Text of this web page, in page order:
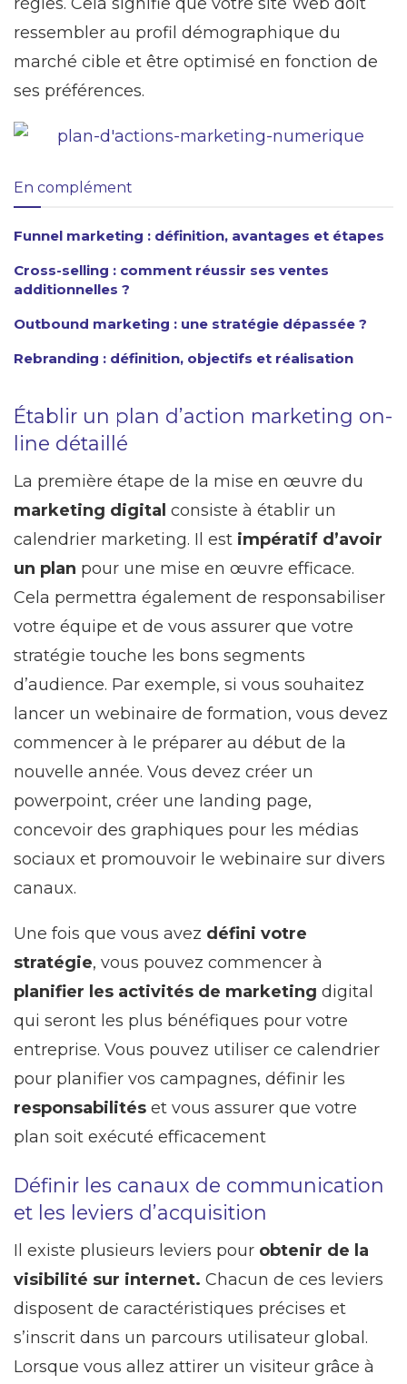
ressembler au profil démographique du
marché cible et être optimisé en fonction de
ses préférences.
En complément
Funnel marketing : définition, avantages et étapes
Cross-selling : comment réussir ses ventes
additionnelles ?
Outbound marketing : une stratégie dépassée ?
Rebranding : définition, objectifs et réalisation
Établir un plan d’action marketing on-
line détaillé
La première étape de la mise en œuvre du
marketing digital consiste à établir un
calendrier marketing. Il est impératif d’avoir
un plan pour une mise en œuvre efficace.
Cela permettra également de responsabiliser
votre équipe et de vous assurer que votre
stratégie touche les bons segments
d’audience. Par exemple, si vous souhaitez
lancer un webinaire de formation, vous devez
commencer à le préparer au début de la
nouvelle année. Vous devez créer un
powerpoint, créer une landing page,
concevoir des graphiques pour les médias
sociaux et promouvoir le webinaire sur divers
canaux.
Une fois que vous avez défini votre
stratégie, vous pouvez commencer à
planifier les activités de marketing digital
qui seront les plus bénéfiques pour votre
entreprise. Vous pouvez utiliser ce calendrier
pour planifier vos campagnes, définir les
responsabilités et vous assurer que votre
plan soit exécuté efficacement
Définir les canaux de communication
et les leviers d’acquisition
Il existe plusieurs leviers pour obtenir de la
visibilité sur internet. Chacun de ces leviers
disposent de caractéristiques précises et
s’inscrit dans un parcours utilisateur global.
Lorsque vous allez attirer un visiteur grâce à